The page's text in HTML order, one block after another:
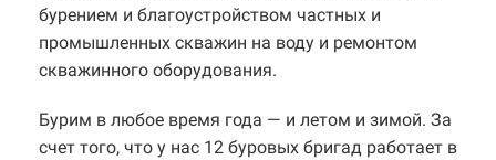
бурением и благоустройством частных и
промышленных скважин на воду и ремонтом
скважинного оборудования.
Бурим в любое время года — и летом и зимой. За
счет того, что у нас 12 буровых бригад работает в